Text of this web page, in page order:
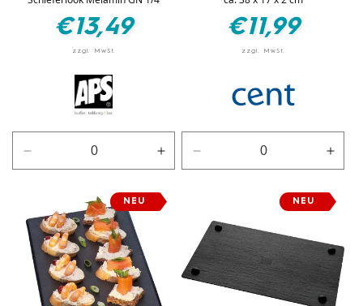
Normaler
Preis
€13,49
Verringere
die
Schwarz
Erhöhe
die
Menge
für
Schwarz
Normaler
Preis
€11,99
Verringere
die
Braun
die
für
NEU NEU